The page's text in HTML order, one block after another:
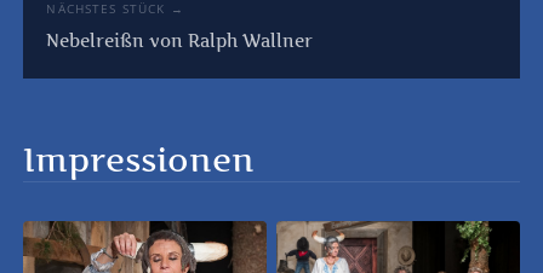
NÄCHSTES STÜCK →
Nebelreißn von Ralph Wallner
Impressionen